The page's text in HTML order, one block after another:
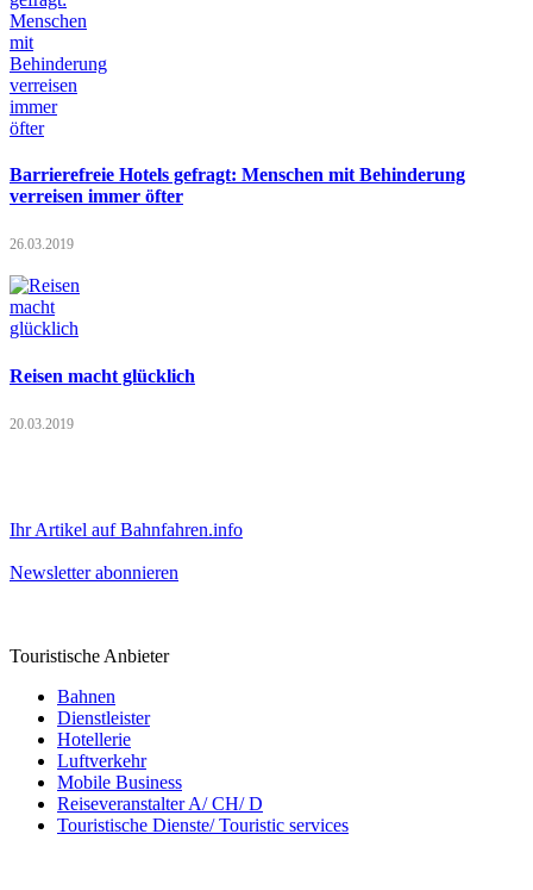
Barrierefreie Hotels gefragt: Menschen mit Behinderung
verreisen immer öfter
26.03.2019
Reisen macht glücklich
20.03.2019
Ihr Artikel auf Bahnfahren.info
Newsletter abonnieren
Touristische Anbieter
Bahnen
Dienstleister
Hotellerie
Luftverkehr
Mobile Business
Reiseveranstalter A/ CH/ D
Touristische Dienste/ Touristic services